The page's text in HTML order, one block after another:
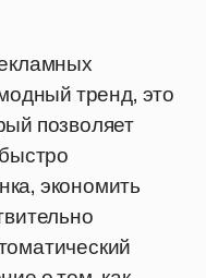
тренд, это
позволяет
экономить